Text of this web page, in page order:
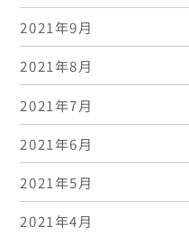
2021年9月
2021年8月
2021年7月
2021年6月
2021年5月
2021年4月